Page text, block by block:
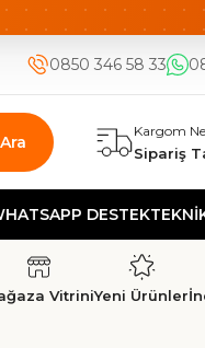
İADE UYGUN FİYAT
0850 346 58 33
Ara
Kargom
Sipariş
DESTEKTEKNİK
VitriniYeni Ürünler